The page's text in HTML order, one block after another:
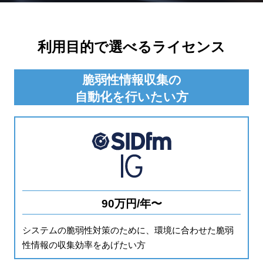
利用目的で選べるライセンス
脆弱性情報収集の
自動化を行いたい方
90万円/年〜
システムの脆弱性対策のために、環境に合わせた脆弱
性情報の収集効率をあげたい方